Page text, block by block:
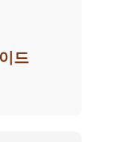
드